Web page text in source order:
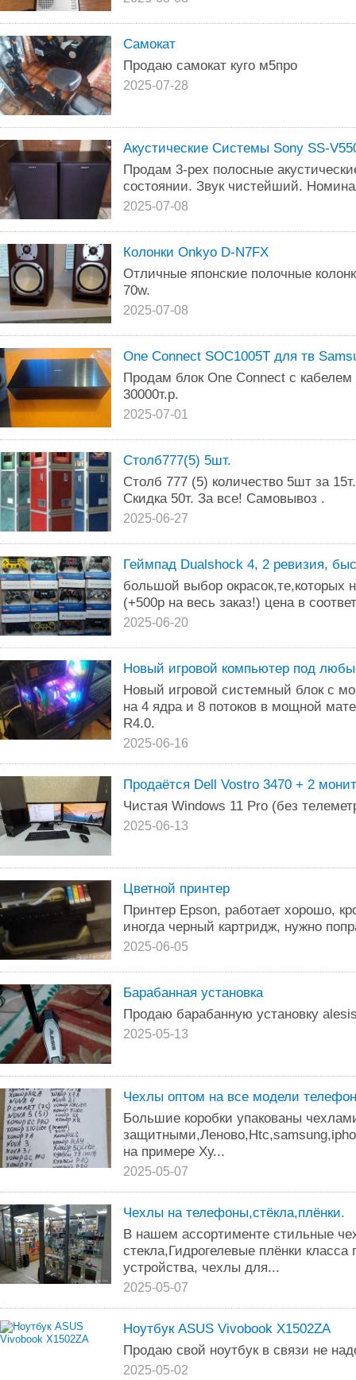
Самокат
Продаю самокат куго м5про
2025-07-28
Aкустические Системы Sony SS-
Продам 3-рех полосные
состоянии. Звук чистейший.
2025-07-08
Колонки Onkyo D-N7FX
Отличные японские полочные
70w.
2025-07-08
One Connect SOC1005T для тв
Продам блок One Connect с
30000т.р.
2025-07-01
Столб777(5) 5шт.
Столб 777 (5) количество 5шт за
Скидка 50т. За все! Самовывоз .
2025-06-27
Геймпад Dualshock 4, 2 ревизия,
большой выбор окрасок,те,которых
(+500р на весь заказ!) цена в
2025-06-20
Новый игровой компьютер под
Новый игровой системный блок с
на 4 ядра и 8 потоков в мощной
R4.0.
2025-06-16
Пpoдaётcя Dell Vostro 3470 + 2
Чистaя Windоws 11 Prо (бeз
2025-06-13
Цветной принтер
Принтер Epson, работает хорошо,
иногда черный картридж, нужно
2025-06-05
Барабанная установка
Продаю барабанную установку
2025-05-13
Чехлы оптом на все модели
Большие коробки упакованы
на примере Ху...
2025-05-07
Чехлы на телефоны,стёкла,плёнки.
В нашем ассортименте стильные
стекла,Гидрогелевые плёнки
устройства, чехлы для...
2025-05-07
Ноутбук ASUS Vivobook X1502ZA
Продаю свой ноутбук в связи не
2025-05-02